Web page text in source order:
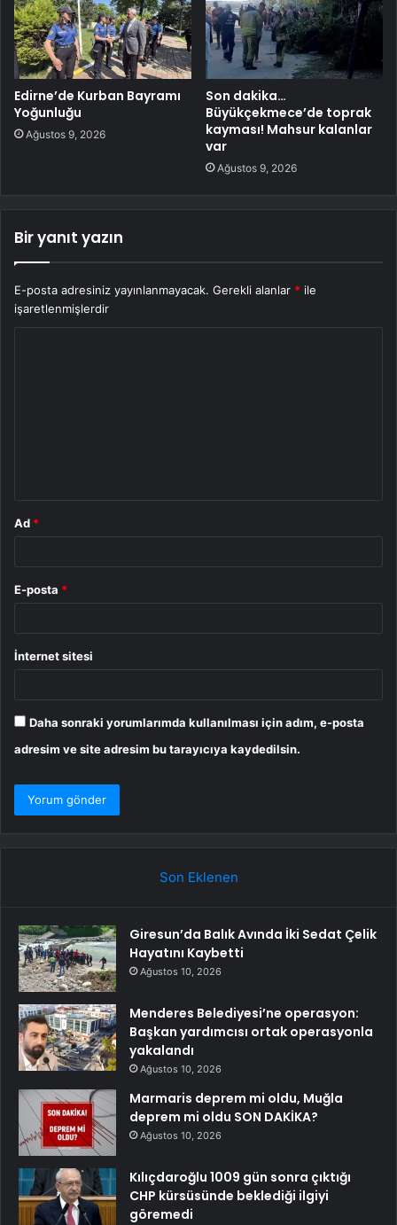
Edirne’de Kurban Bayramı
Yoğunluğu
Ağustos 9, 2026
Son dakika…
Büyükçekmece’de toprak
kayması! Mahsur kalanlar
var
Ağustos 9, 2026
Bir yanıt yazın
E-posta adresiniz yayınlanmayacak. Gerekli alanlar * ile
işaretlenmişlerdir
Ad *
E-posta *
İnternet sitesi
Daha sonraki yorumlarımda kullanılması için adım, e-posta
adresim ve site adresim bu tarayıcıya kaydedilsin.
Son Eklenen
Giresun’da Balık Avında İki Sedat Çelik
Hayatını Kaybetti
Ağustos 10, 2026
Menderes Belediyesi’ne operasyon:
Başkan yardımcısı ortak operasyonla
yakalandı
Ağustos 10, 2026
Marmaris deprem mi oldu, Muğla
deprem mi oldu SON DAKİKA?
Ağustos 10, 2026
Kılıçdaroğlu 1009 gün sonra çıktığı
CHP kürsüsünde beklediği ilgiyi
göremedi